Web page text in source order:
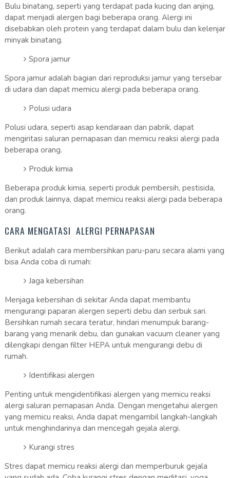
Bulu binatang, seperti yang terdapat pada kucing dan anjing,
dapat menjadi alergen bagi beberapa orang. Alergi ini
disebabkan oleh protein yang terdapat dalam bulu dan kelenjar
minyak binatang.
Spora jamur
Spora jamur adalah bagian dari reproduksi jamur yang tersebar
di udara dan dapat memicu alergi pada beberapa orang.
Polusi udara
Polusi udara, seperti asap kendaraan dan pabrik, dapat
mengiritasi saluran pernapasan dan memicu reaksi alergi pada
beberapa orang.
Produk kimia
Beberapa produk kimia, seperti produk pembersih, pestisida,
dan produk lainnya, dapat memicu reaksi alergi pada beberapa
orang.
CARA MENGATASI ALERGI PERNAPASAN
Berikut adalah cara membersihkan paru-paru secara alami yang
bisa Anda coba di rumah:
Jaga kebersihan
Menjaga kebersihan di sekitar Anda dapat membantu
mengurangi paparan alergen seperti debu dan serbuk sari.
Bersihkan rumah secara teratur, hindari menumpuk barang-
barang yang menarik debu, dan gunakan vacuum cleaner yang
dilengkapi dengan filter HEPA untuk mengurangi debu di
rumah.
Identifikasi alergen
Penting untuk mengidentifikasi alergen yang memicu reaksi
alergi saluran pernapasan Anda. Dengan mengetahui alergen
yang memicu reaksi, Anda dapat mengambil langkah-langkah
untuk menghindarinya dan mencegah gejala alergi.
Kurangi stres
Stres dapat memicu reaksi alergi dan memperburuk gejala